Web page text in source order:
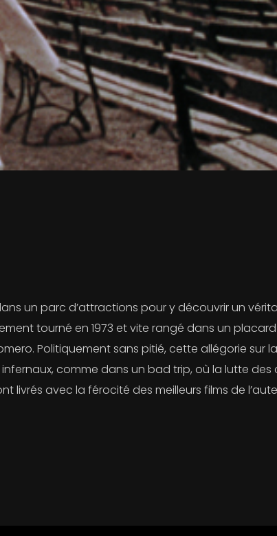
un parc d’attractions pour y découvrir un
tourné en 1973 et vite rangé dans un
Politiquement sans pitié, cette allégorie sur la
comme dans un bad trip, où la lutte des
avec la férocité des meilleurs films de